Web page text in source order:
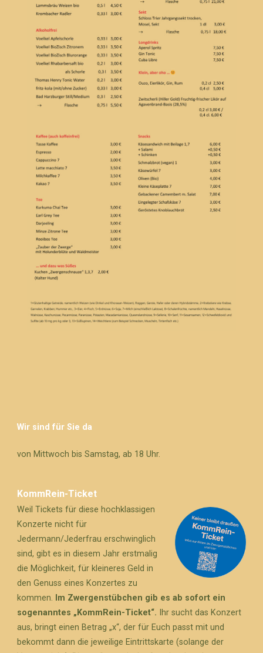
Wir sind für Sie da
von Mittwoch bis Samstag, ab 18 Uhr.
KommRein-Ticket
Weil Tickets für diese hochklassigen
Konzerte nicht für
Jedermann/Jederfrau erschwinglich
sind, gibt es in diesem Jahr erstmalig
die Möglichkeit, für kleineres Geld in
den Genuss eines Konzertes zu
kommen. Im Zwergenstübchen gib es ab sofort ein
sogenanntes „KommRein-Ticket“.
Ihr sucht das Konzert
aus, bringt einen Betrag „x“, der für Euch passt mit und
bekommt dann die jeweilige Eintrittskarte (solange der